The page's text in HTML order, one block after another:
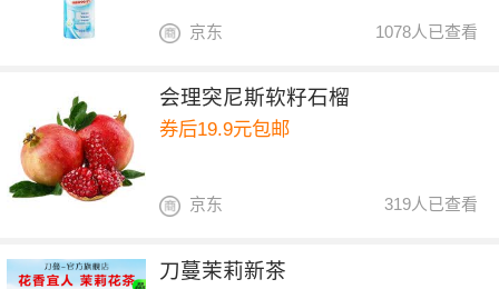
1078人已查看
京东
会理突尼斯软籽石榴
券后19.9元包邮
319人已查看
京东
刀蔓茉莉新茶